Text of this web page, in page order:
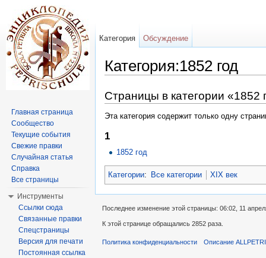
Категория:1852 год
Страницы в категории «1852
Эта категория содержит только одну
1
1852 год
Категории: Все категории XIX век
Категория Обсуждение
Главная страница
Сообщество
Текущие события
Свежие правки
Случайная статья
Справка
Все страницы
Инструменты
Ссылки сюда
Связанные правки
Спецстраницы
Версия для печати
Постоянная ссылка
Последнее изменение этой страницы: 06:02, 11
К этой странице обращались 2852 раза.
Политика конфиденциальности Описание